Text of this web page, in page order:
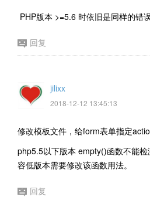
PHP版本 >=5.6 时依旧是同样的错误
回复
jilixx
2018-12-12 13:45:13
修改模板文件，给form表单指定
php5.5以下版本 empty()函数不能
容低版本需要修改该函数用法。
回复